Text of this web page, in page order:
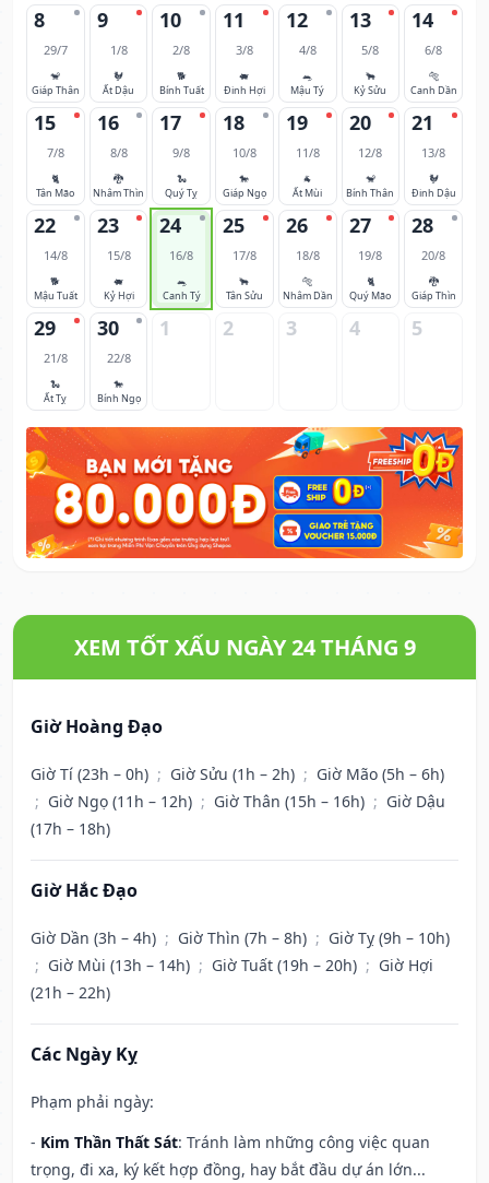
8
29/7
🐒
Giáp Thân
9
1/8
🐓
Ất Dậu
10
2/8
🐕
Bính Tuất
11
3/8
🐖
Đinh Hợi
12
4/8
🐀
Mậu Tý
13
5/8
🐂
Kỷ Sửu
14
6/8
🐅
Canh Dần
15
7/8
🐈
Tân Mão
16
8/8
🐉
Nhâm Thìn
17
9/8
🐍
Quý Tỵ
18
10/8
🐎
Giáp Ngọ
19
11/8
🐐
Ất Mùi
20
12/8
🐒
Bính Thân
21
13/8
🐓
Đinh Dậu
22
14/8
🐕
Mậu Tuất
23
15/8
🐖
Kỷ Hợi
24
16/8
🐀
Canh Tý
25
17/8
🐂
Tân Sửu
26
18/8
🐅
Nhâm Dần
27
19/8
🐈
Quý Mão
28
20/8
🐉
Giáp Thìn
29
21/8
🐍
Ất Tỵ
30
22/8
🐎
Bính Ngọ
1 2 3 4 5
XEM TỐT XẤU NGÀY 24 THÁNG 9
Giờ Hoàng Đạo
Giờ Tí (23h – 0h) ; Giờ Sửu (1h – 2h) ; Giờ Mão (5h – 6h)
; Giờ Ngọ (11h – 12h) ; Giờ Thân (15h – 16h) ; Giờ Dậu
(17h – 18h)
Giờ Hắc Đạo
Giờ Dần (3h – 4h) ; Giờ Thìn (7h – 8h) ; Giờ Tỵ (9h – 10h)
; Giờ Mùi (13h – 14h) ; Giờ Tuất (19h – 20h) ; Giờ Hợi
(21h – 22h)
Các Ngày Kỵ
Phạm phải ngày:
- Kim Thần Thất Sát: Tránh làm những công việc quan
trọng, đi xa, ký kết hợp đồng, hay bắt đầu dự án lớn...